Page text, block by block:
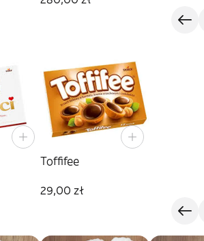
Toffifee
29,00 zł